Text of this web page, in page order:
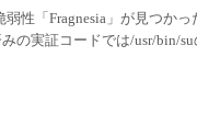
性「Fragnesia」が見つか
の実証コードでは/usr/bin/